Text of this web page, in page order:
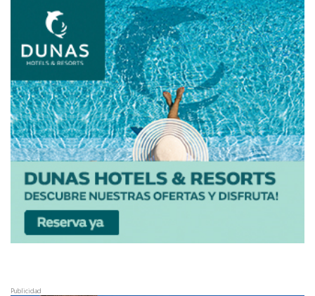
Publicidad